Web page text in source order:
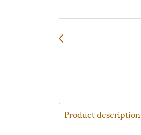
Product description